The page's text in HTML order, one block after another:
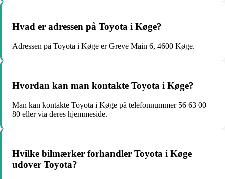
Hvad er adressen på Toyota i Køge?
Adressen på Toyota i Køge er Greve Main 6, 4600 Køge.
Hvordan kan man kontakte Toyota i Køge?
Man kan kontakte Toyota i Køge på telefonnummer 56 63 00
80 eller via deres hjemmeside.
Hvilke bilmærker forhandler Toyota i Køge
udover Toyota?